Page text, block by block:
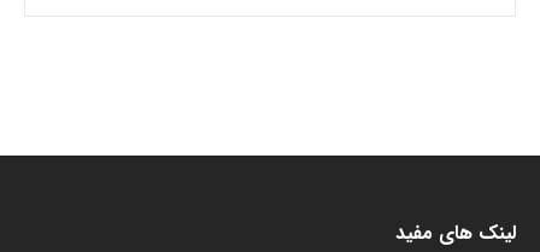
لینک های مفید